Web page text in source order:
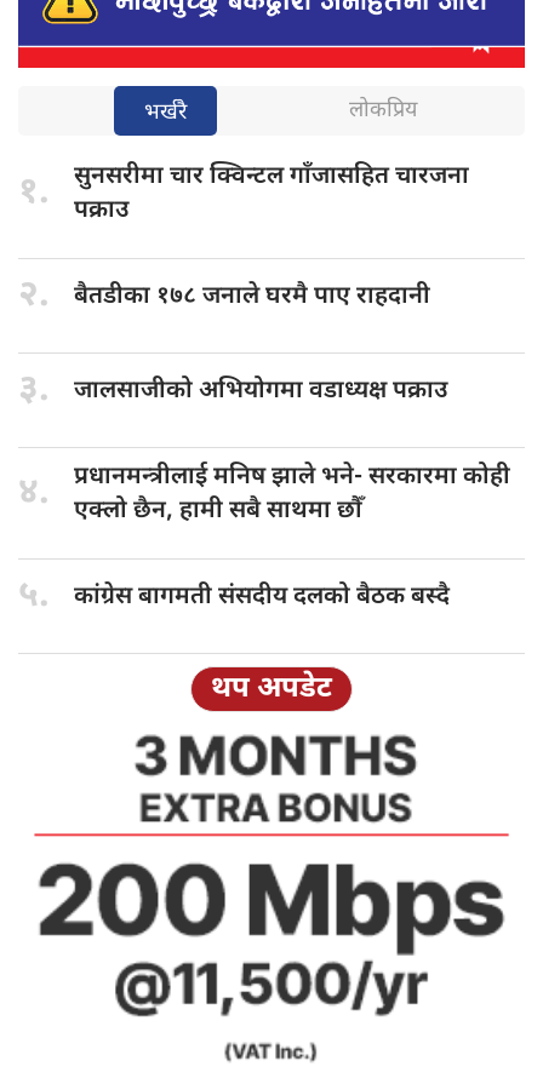
भर्खरै लोकप्रिय
१. सुनसरीमा चारक्विन्टल गाँजासहित चारजना
पक्राउ
२. बैतडीका १७८ जनाले घरमै पाए राहदानी
३. जालसाजीको अभियोगमावडाध्यक्ष पक्राउ
४. प्रधानमन्त्रीलाई मनिषझाले भने- सरकारमा कोही
एक्लो छैन, हामी सबै साथमा छौँ
५. कांग्रेस बागमतीसंसदीय दलको बैठक बस्दै
थप अपडेट